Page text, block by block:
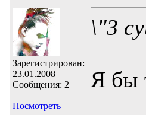
Зарегистрирован:
23.01.2008
Сообщения: 2
Посмотреть
\"3
Я бы